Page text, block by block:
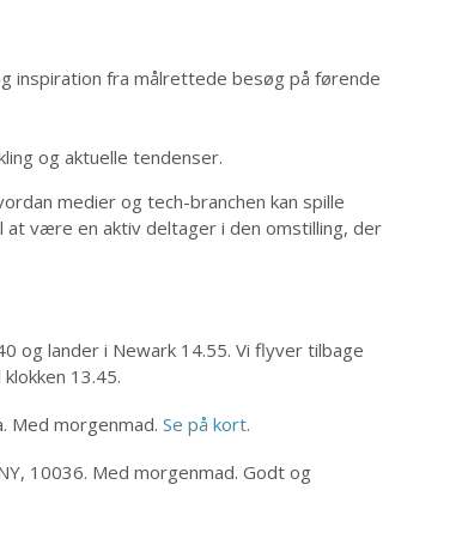
inspiration fra målrettede besøg på førende
og aktuelle tendenser.
medier og tech-branchen kan spille
være en aktiv deltager i den omstilling, der
og lander i Newark 14.55. Vi flyver tilbage
13.45.
Med morgenmad. Se på kort.
10036. Med morgenmad. Godt og